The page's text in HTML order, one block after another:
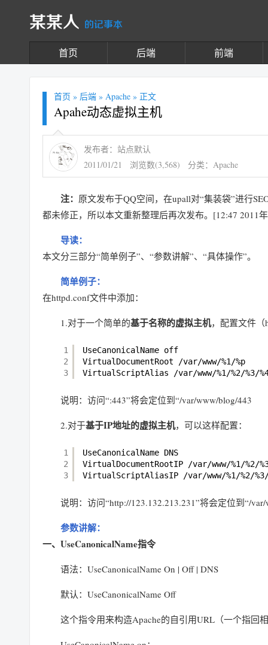
某某人 的记事本
首页 后端 前端
首页 » 后端 » Apache » 正文
Apahe动态虚拟主机
发布者：站点默认
2011/01/21
浏览数(3,568) 分类： Apache
注： 原文发布于QQ空间，在upall对“集装袋”进行
都未修正，所以本文重新整理后再次发布。[12:47 2011
导读：
本文分三部分“简单例子”、“参数讲解”、“具体操作”。
简单例子：
在httpd.conf文件中添加：
1.对于一个简单的基于名称的虚拟主机，配置文件（
1
2
3
UseCanonicalName off
VirtualDocumentRoot
/var/www/%1/%p
VirtualScriptAlias
/var/www/%1/%2/%3/
说明：访问“:443”将会定位到“/var/www/blog/443
2.对于基于IP地址的虚拟主机，可以这样配置：
1
2
3
UseCanonicalName DNS
VirtualDocumentRootIP
/var/www/%1/%2/
VirtualScriptAliasIP
/var/www/%1/%2/
说明：访问“http://123.132.213.231”将会定位到“/
参数讲解：
一、UseCanonicalName指令
语法：UseCanonicalName On | Off | DNS
默认：UseCanonicalName Off
这个指令用来构造Apache的自引用URL（一个指回